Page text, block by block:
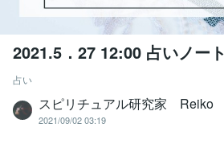
2021.5．27 12:00 占いノート
占い
スピリチュアル研究家 Reiko
2021/09/02 03:19